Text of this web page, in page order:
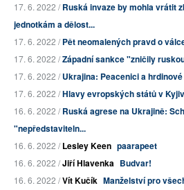
17. 6. 2022 /Ruská invaze by mohla vrátit
jednotkám a dělost...
17. 6. 2022 /Pět neomalených pravd o
17. 6. 2022 /Západní sankce "zničily
17. 6. 2022 /Ukrajina: Peacenici a hrdinové
17. 6. 2022 /Hlavy evropských států v
16. 6. 2022 /Ruská agrese na Ukrajině:
"nepředstaviteln...
16. 6. 2022 /Lesley Keen paarapeet
16. 6. 2022 /Jiří Hlavenka Budvar!
16. 6. 2022 /Vít Kučík Manželství pro